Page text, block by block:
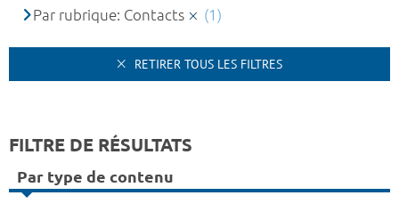
Par rubrique: Contacts
(1)
RETIRER TOUS LES FILTRES
FILTRE DE RÉSULTATS
Par type de contenu